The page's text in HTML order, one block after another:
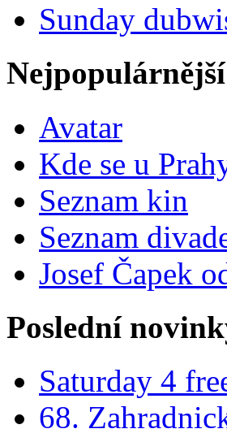
Sunday
Avatar
Kde se u
Seznam kin
Seznam
Josef Čapek
Poslední
Saturday 4
68.